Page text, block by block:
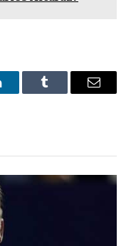
Tumblr Email